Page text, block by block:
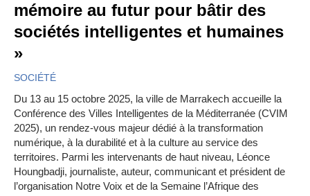
mémoire au futur pour bâtir des
sociétés intelligentes et humaines
»
SOCIÉTÉ
Du 13 au 15 octobre 2025, la ville de Marrakech accueille la
Conférence des Villes Intelligentes de la Méditerranée (CVIM
2025), un rendez-vous majeur dédié à la transformation
numérique, à la durabilité et à la culture au service des
territoires. Parmi les intervenants de haut niveau, Léonce
Houngbadji, journaliste, auteur, communicant et président de
l’organisation Notre Voix et de la Semaine l’Afrique des